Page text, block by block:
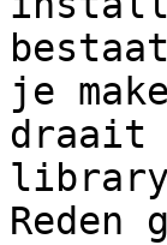
je
draait